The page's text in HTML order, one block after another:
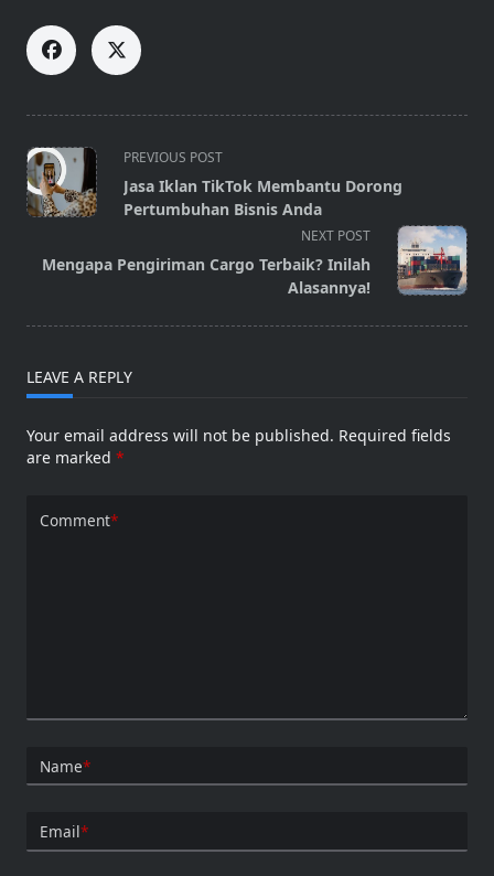
<span
class="nav-
subtitle
reader-
PREVIOUS POST
Jasa Iklan TikTok Membantu Dorong
Pertumbuhan Bisnis Anda
NEXT POST
Mengapa Pengiriman Cargo Terbaik? Inilah
Alasannya!
LEAVE A REPLY
Your email address will not be published. Required fields
are marked *
Comment*
Name*
Email*